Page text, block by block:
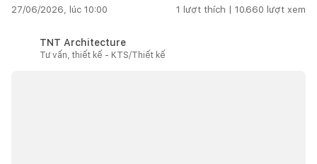
27/06/2026, lúc 10:00 1 lượt thích | 10.660 lượt xem
TNT Architecture
Tư vấn, thiết kế - KTS/Thiết kế